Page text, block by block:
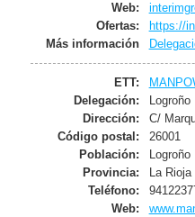
Web:
Ofertas:
https://
Más información
ETT:
Delegación:
Logroño
Dirección:
C/
Código postal:
26001
Población:
Logroño
Provincia:
La Rioja
Teléfono:
Web: